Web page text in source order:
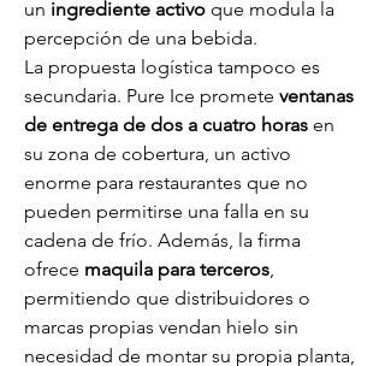
un ingrediente activo que modula la
percepción de una bebida.
La propuesta logística tampoco es
secundaria. Pure Ice promete ventanas
de entrega de dos a cuatro horas en
su zona de cobertura, un activo
enorme para restaurantes que no
pueden permitirse una falla en su
cadena de frío. Además, la firma
ofrece maquila para terceros,
permitiendo que distribuidores o
marcas propias vendan hielo sin
necesidad de montar su propia planta,